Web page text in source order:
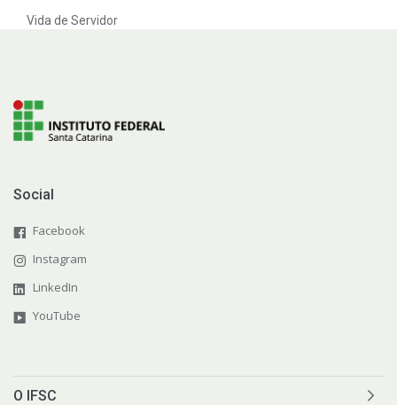
Vida de Servidor
Social
Facebook
Instagram
LinkedIn
YouTube
O IFSC